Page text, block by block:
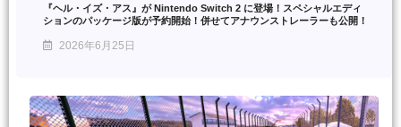
『ヘル・イズ・アス』が Nintendo Switch 2 に登場！スペシャルエディ
ションのパッケージ版が予約開始！併せてアナウンストレーラーも公開！
2026年6月25日